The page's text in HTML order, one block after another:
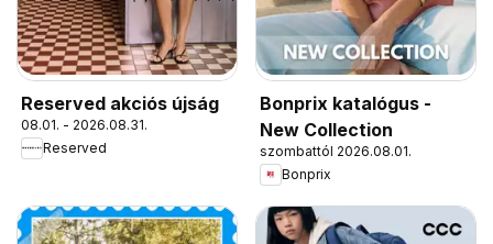
Reserved akciós újság
08.01. - 2026.08.31.
Reserved
Bonprix katalógus -
New Collection
szombattól 2026.08.01.
Bonprix